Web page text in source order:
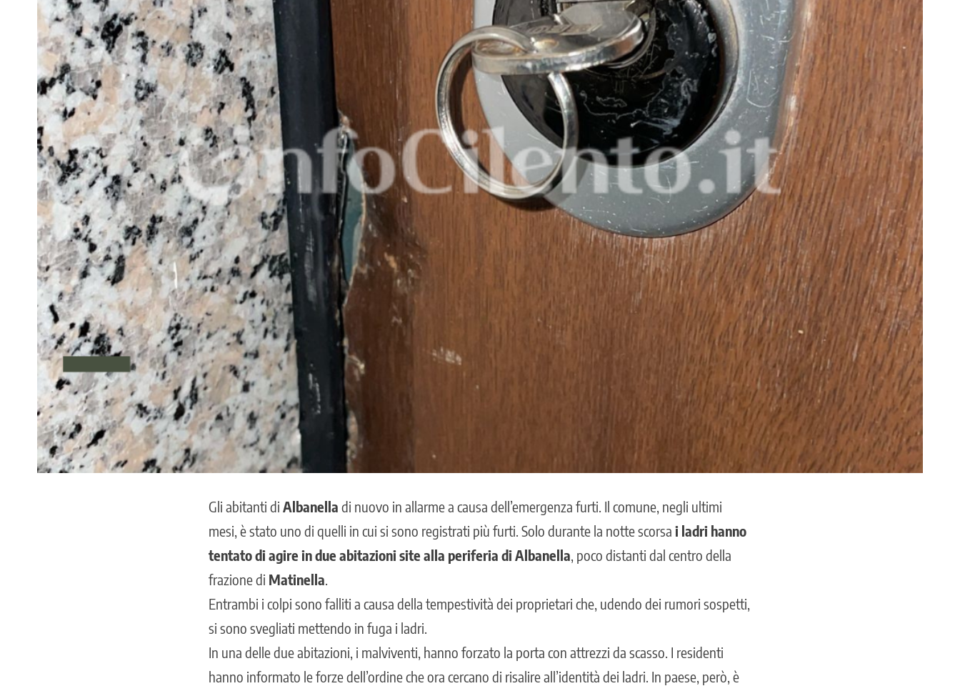
Gli abitanti di Albanella di nuovo in allarme a causa dell’emergenza furti. Il comune, negli ultimi
mesi, è stato uno di quelli in cui si sono registrati più furti. Solo durante la notte scorsa i ladri hanno
tentato di agire in due abitazioni site alla periferia di Albanella , poco distanti dal centro della
frazione di Matinella
Entrambi i colpi sono falliti a causa della tempestività dei proprietari che, udendo dei rumori sospetti,
si sono svegliati mettendo in fuga i ladri.
In una delle due abitazioni, i malviventi, hanno forzato la porta con attrezzi da scasso. I residenti
hanno informato le forze dell’ordine che ora cercano di risalire all’identità dei ladri. In paese, però, è